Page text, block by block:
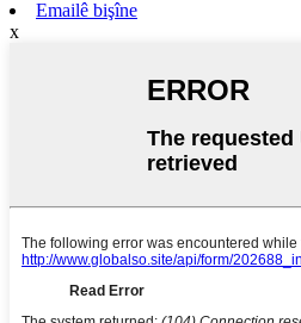
Emailê bişîne
x